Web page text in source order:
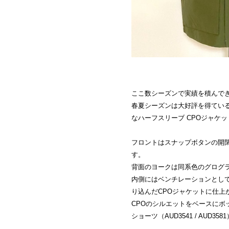
ここ数シーズンで実績を積んで
春夏シーズンは大好評を得てい
なハーフスリーブ CPOジャケ
フロントはスナップボタンの開
す。
背面のヨークは同系色のグログ
内側にはベンチレーションとし
り込んだCPOジャケットに仕上
CPOのシルエットをベースにボ
ショーツ（AUD3541 /